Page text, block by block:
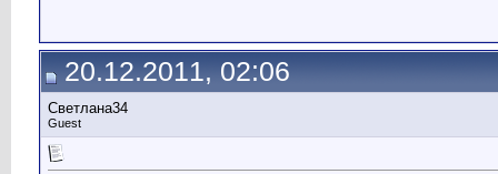
20.12.2011, 02:06
Светлана34
Guest